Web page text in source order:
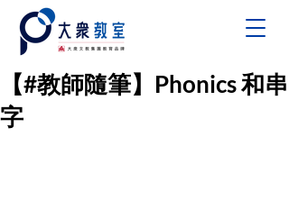
【#教師隨筆】Phonics 和串
字